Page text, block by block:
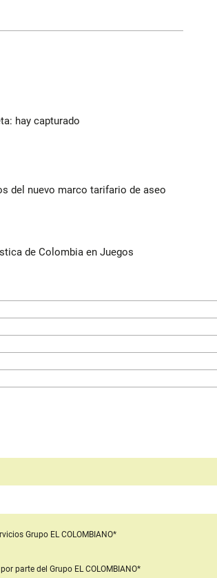
hay capturado
del nuevo marco tarifario de aseo
de Colombia en Juegos
Grupo EL COLOMBIANO*
por parte del Grupo EL COLOMBIANO*